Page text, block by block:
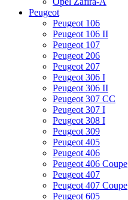
Peugeot
Peugeot 106
Peugeot 106 II
Peugeot 107
Peugeot 206
Peugeot 207
Peugeot 306 I
Peugeot 306 II
Peugeot 307 CC
Peugeot 307 I
Peugeot 308 I
Peugeot 309
Peugeot 405
Peugeot 406
Peugeot 406 Coupe
Peugeot 407
Peugeot 407 Coupe
Peugeot 605